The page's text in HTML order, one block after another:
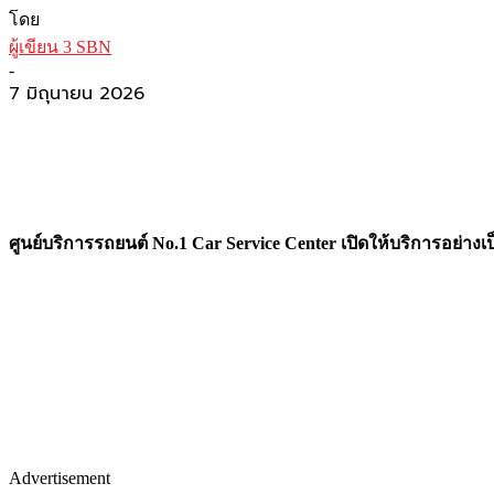
โดย
ผู้เขียน 3 SBN
-
7 มิถุนายน 2026
ศูนย์บริการรถยนต์ No.1 Car Service Center เปิดให้บริการอย่า
Advertisement